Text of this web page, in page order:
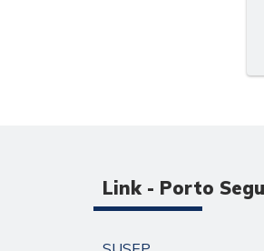
Link - Porto